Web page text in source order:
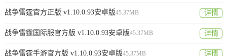
战争雷霆官方正版 v1.10.0.93安卓版45.37MB 详情
战争雷霆国际服官方版 v1.10.0.93安卓版45.37MB 详情
战争雷霆手游官方版 v1.10.0.93安卓版45.37MB 详情